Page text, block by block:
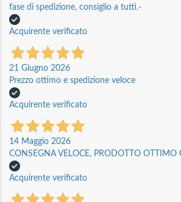
fase di spedizione, consiglio a tutti.-
Acquirente verificato
21 Giugno 2026
Prezzo ottimo e spedizione veloce
Acquirente verificato
14 Maggio 2026
CONSEGNA VELOCE, PRODOTTO OTTIMO
Acquirente verificato